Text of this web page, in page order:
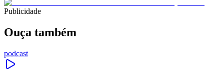
Publicidade
Ouça também
podcast